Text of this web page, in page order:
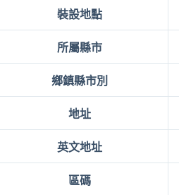
裝設地點
所屬縣市
鄉鎮縣市別
地址
英文地址
區碼